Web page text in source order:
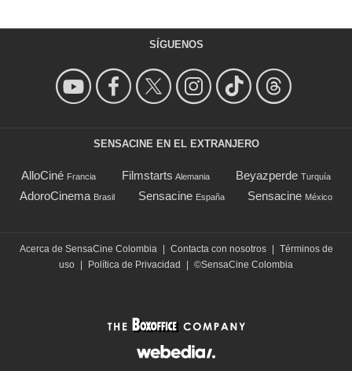
SÍGUENOS
SENSACINE EN EL EXTRANJERO
AlloCiné Francia Filmstarts Alemania Beyazperde Turquía
AdoroCinema Brasil Sensacine España Sensacine México
Acerca de SensaCine Colombia Contacta con nosotros
Términos de
uso
Política de Privacidad ©SensaCine Colombia